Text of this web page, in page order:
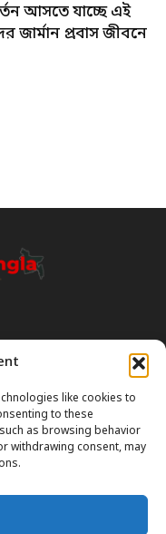
like cookies to
to these
as browsing behavior
withdrawing consent, may
আসতে যাচ্ছে এই
প্রবাস জীবনে
with the
we strive for accuracy, AI
information.
is intended solely
(Visas, Laws, Taxes)